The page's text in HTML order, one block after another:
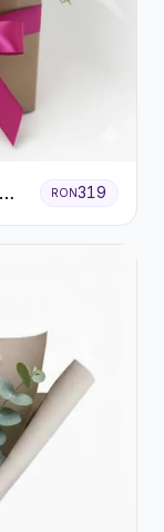
RON319